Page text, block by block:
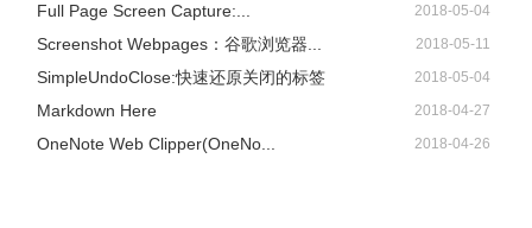
Full Page Screen Capture:... 2018-05-04
Screenshot Webpages：谷歌浏览器... 2018-05-11
SimpleUndoClose:快速还原关闭的标签 2018-05-04
Markdown Here 2018-04-27
OneNote Web Clipper(OneNo... 2018-04-26